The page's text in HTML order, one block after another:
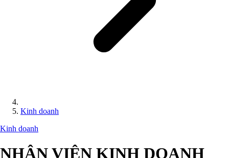
Kinh doanh
Kinh doanh
NHÂN VIÊN KINH DOANH